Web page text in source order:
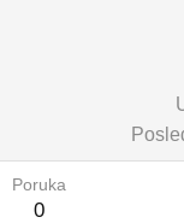
Poruka
0